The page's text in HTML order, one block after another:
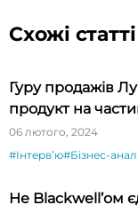
Схожі статті
Гуру продажів
продукт на
будете вражені»
06 лютого, 2024
#Інтервʼю#Бізнес-
Не Blackwell’ом